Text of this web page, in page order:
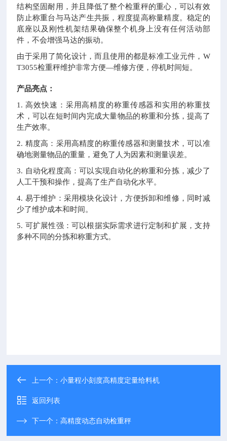
结构坚固耐用，并且降低了整个检重秤的重心，可以有效
防止称重台与马达产生共振，程度提高称量精度。稳定的
底座以及刚性机架结果确保整个机身上没有任何活动部
件，不会增强马达的振动。
由于采用了简化设计，而且使用的都是标准工业元件， W
T3055检重秤维护非常方便—维修方便，停机时间短。
产品亮点：
1. 高效快速：采用高精度的称重传感器和实用的称重技
术，可以在短时间内完成大量物品的称重和分拣，提高了
生产效率。
2. 精度高：采用高精度的称重传感器和测量技术，可以准
确地测量物品的重量，避免了人为因素和测量误差。
3. 自动化程度高：可以实现自动化的称重和分拣，减少了
人工干预和操作，提高了生产自动化水平。
4. 易于维护：采用模块化设计，方便拆卸和维修，同时减
少了维护成本和时间。
5. 可扩展性强：可以根据实际需求进行定制和扩展，支持
多种不同的分拣和称重方式。
上一个：小量程小刻度高精度定量给料机
返回列表
下一个：高精度动态自动检重秤